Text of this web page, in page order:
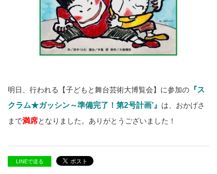
明日、行われる 【子どもと舞台芸術大博覧会】 に参加の 『ス
クラム★ガッシン～準備完了！第2号計画’』 は、おかげさ
まで満席となりました。ありがとうございました！
LINEで送る